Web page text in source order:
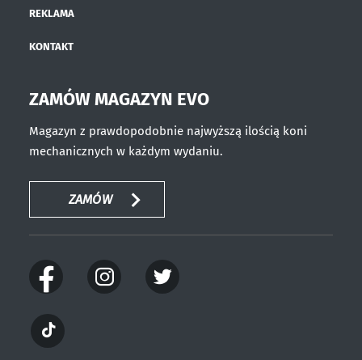
REKLAMA
KONTAKT
ZAMÓW MAGAZYN EVO
Magazyn z prawdopodobnie najwyższą ilością koni
mechanicznych w każdym wydaniu.
ZAMÓW